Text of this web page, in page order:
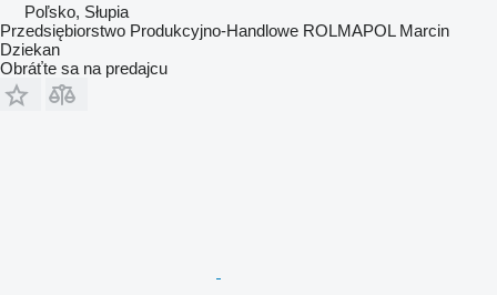
Poľsko, Słupia
Przedsiębiorstwo Produkcyjno-Handlowe ROLMAPOL Marcin
Dziekan
Obráťte sa na predajcu